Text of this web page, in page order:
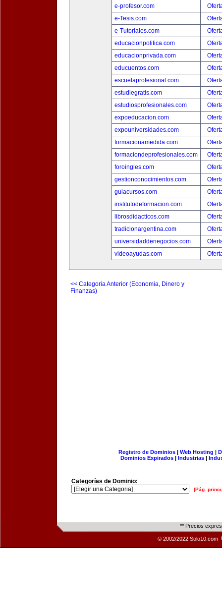
e-profesor.com
e-Tesis.com
e-Tutoriales.com
educacionpolitica.com
educacionprivada.com
educuentos.com
escuelaprofesional.com
estudiegratis.com
estudiosprofesionales.com
expoeducacion.com
expouniversidades.com
formacionamedida.com
formaciondeprofesionales.com
foroingles.com
gestionconocimientos.com
guiacursos.com
institutodeformacion.com
librosdidacticos.com
tradicionargentina.com
universidaddenegocios.com
videoayudas.com
<< Categoria Anterior (Economia, Dinero y
Finanzas)
Registro de Dominios| Web Hosting |
Dominios Expirados | Industrias |
Categorías de Dominio:
[Pág.
** Precios
© 2002/2022 Solo10.com